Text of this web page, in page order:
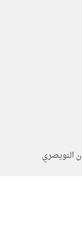
النويصري